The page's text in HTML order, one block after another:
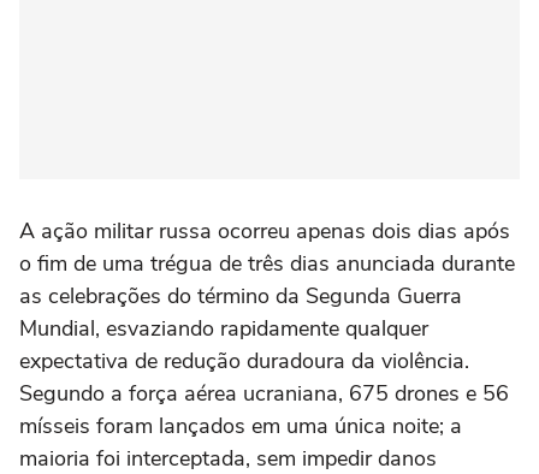
A ação militar russa ocorreu apenas dois dias após
o fim de uma trégua de três dias anunciada durante
as celebrações do término da Segunda Guerra
Mundial, esvaziando rapidamente qualquer
expectativa de redução duradoura da violência.
Segundo a força aérea ucraniana, 675 drones e 56
mísseis foram lançados em uma única noite; a
maioria foi interceptada, sem impedir danos